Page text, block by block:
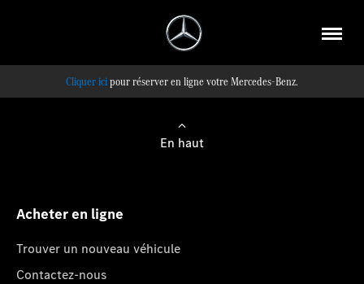
pour réserver en ligne votre Mercedes-Benz.
En haut
Acheter en ligne
Trouver un nouveau véhicule
Contactez-nous